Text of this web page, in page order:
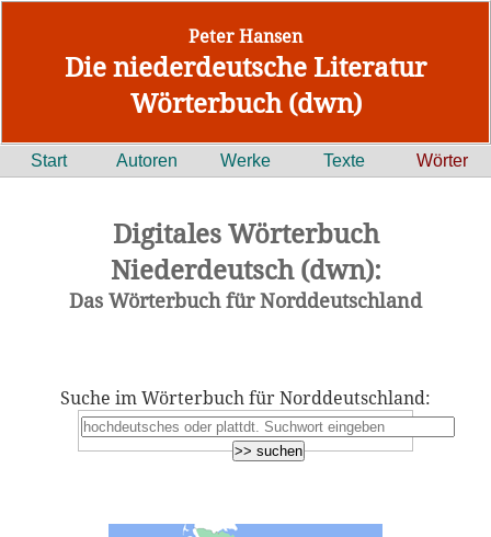
Peter Hansen
Die niederdeutsche Literatur
Wörterbuch (dwn)
Start Autoren Werke Texte Wörter
Digitales Wörterbuch
Niederdeutsch (dwn):
Das Wörterbuch für Norddeutschland
Suche im Wörterbuch für Norddeutschland: